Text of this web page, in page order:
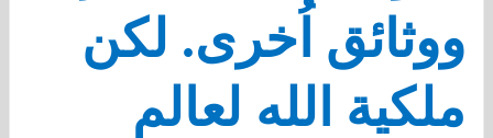
ووثائق اُخرى. لكن
ملكية الله لعالم